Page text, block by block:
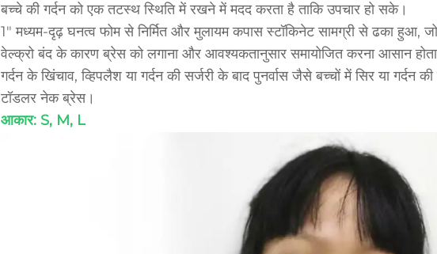
बच्चे की गर्दन को एक तटस्थ स्थिति में रखने में मदद करता है ताकि उपचार हो सके।
1" मध्यम-दृढ़ घनत्व फोम से निर्मित और मुलायम कपास स्टॉकिनेट सामग्री से ढका हुआ,
वेल्क्रो बंद के कारण ब्रेस को लगाना और आवश्यकतानुसार समायोजित करना आसान
गर्दन के खिंचाव, व्हिपलैश या गर्दन की सर्जरी के बाद पुनर्वास जैसे बच्चों में सिर या
टॉडलर नेक ब्रेस।
आकार: S, M, L